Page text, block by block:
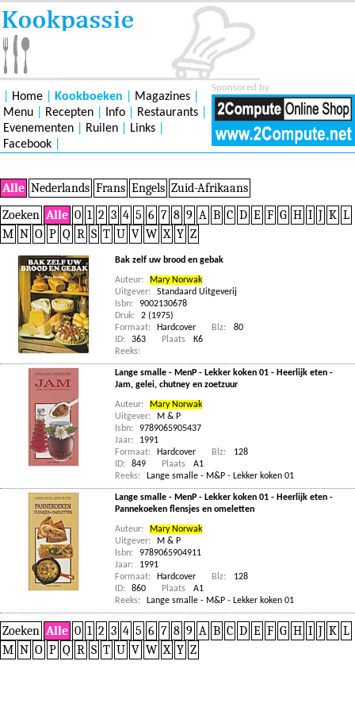
Sponsored by
Home Kookboeken Magazines
Menu
Recepten Info Restaurants
Evenementen
Ruilen Links
Facebook
Alle Nederlands Frans Engels Zuid-Afrikaans
Zoeken Alle 0 1 2 3 4 5 6 7 8 9 A B C D E F G H I J K L
M N O P Q R S T U V W X Y Z
Bak zelf uw brood en gebak
Auteur:
Mary Norwak
Uitgever:
Standaard Uitgeverij
Isbn:
9002130678
Druk:
2 (1975)
Formaat:
Hardcover Blz:
80
ID:
363 Plaats
K6
Reeks:
Lange smalle - MenP - Lekker koken 01 - Heerlijk eten -
Jam, gelei, chutney en zoetzuur
Auteur:
Mary Norwak
Uitgever:
M & P
Isbn:
9789065905437
Jaar:
1991
Formaat:
Hardcover Blz:
128
ID:
849 Plaats
A1
Reeks:
Lange smalle - M&P - Lekker koken 01
Lange smalle - MenP - Lekker koken 01 - Heerlijk eten -
Pannekoeken flensjes en omeletten
Auteur:
Mary Norwak
Uitgever:
M & P
Isbn:
9789065904911
Jaar:
1991
Formaat:
Hardcover Blz:
128
ID:
860 Plaats
A1
Reeks:
Lange smalle - M&P - Lekker koken 01
Zoeken Alle 0 1 2 3 4 5 6 7 8 9 A B C D E F G H I J K L
M N O P Q R S T U V W X Y Z